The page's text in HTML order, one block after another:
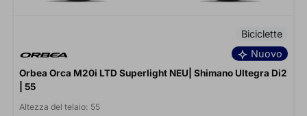
Biciclette
Nuovo
Orbea Orca M20i LTD Superlight NEU| Shimano Ultegra Di2
| 55
Altezza del telaio: 55